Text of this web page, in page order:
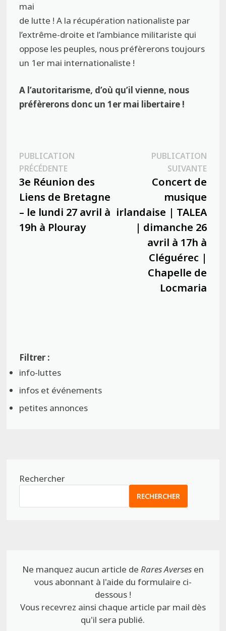
mai
de lutte ! A la récupération nationaliste par
l’extrême-droite et l’ambiance militariste qui
oppose les peuples, nous préfèrerons toujours
un 1er mai internationaliste !
A l’autoritarisme, d’où qu’il vienne, nous
préfèrerons donc un 1er mai libertaire !
Navigation
de
l’article
PUBLICATION
PRÉCÉDENTEPublication
précédente :
3e Réunion des
Liens de Bretagne
– le lundi 27 avril à
19h à Plouray
PUBLICATION
SUIVANTE
Concert de
musique
irlandaise | TALEA
| dimanche 26
avril à 17h à
Cléguérec |
Chapelle de
Locmaria
info-luttes
infos et événements
petites annonces
Rechercher
RECHERCHER
Ne manquez aucun article de Rares Aversesen
vous abonnant à l'aide du formulaire ci-
dessous !
Vous recevrez ainsi chaque article par mail dès
qu'il sera publié.